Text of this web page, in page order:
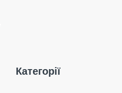
Категорії